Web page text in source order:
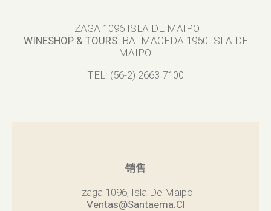
IZAGA 1096 ISLA DE MAIPO
WINESHOP & TOURS: BALMACEDA 1950 ISLA DE
MAIPO.
TEL: (56-2) 2663 7100
销售
Izaga 1096, Isla De Maipo
Ventas@Santaema.Cl